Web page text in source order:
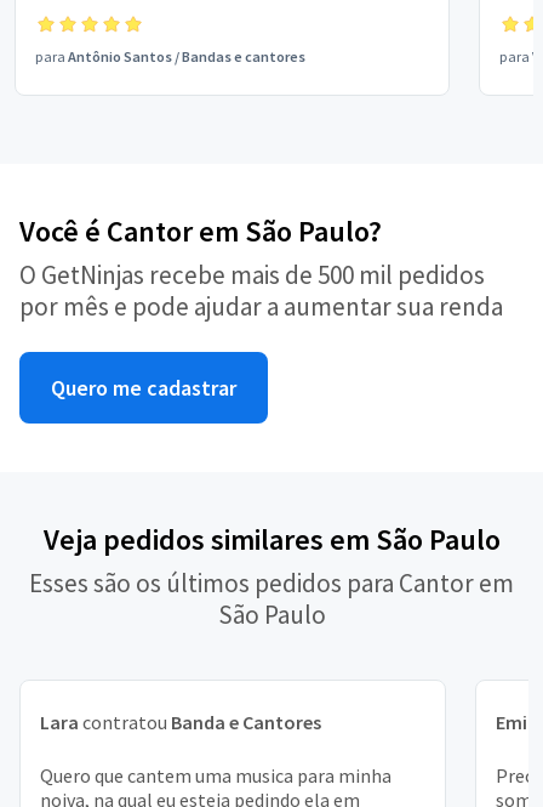
para Antônio Santos /Bandas e cantores para
Você é Cantor em São Paulo?
O GetNinjas recebe mais de 500 mil pedidos
por mês e pode ajudar a aumentar sua renda
Quero me cadastrar
Veja pedidos similares em São Paulo
Esses são os últimos pedidos para Cantor em
São Paulo
Lara contratou Banda e Cantores
Quero que cantem uma musica para minha
noiva, na qual eu esteja pedindo ela em